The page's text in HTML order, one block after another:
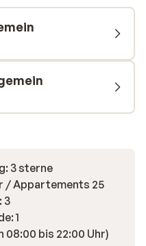
typische, regionale
3 sterne
/ Appartements 25
3
1
Rezeption (geöffnet von 08:00 bis 22:00 Uhr)